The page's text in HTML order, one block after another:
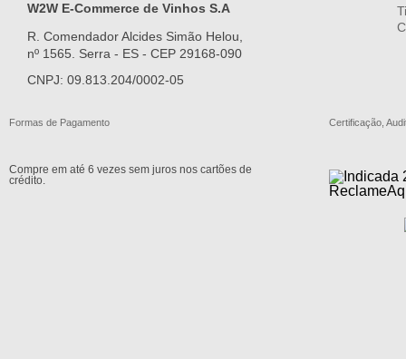
W2W E-Commerce de Vinhos S.A
R. Comendador Alcides Simão Helou,
nº 1565. Serra - ES - CEP 29168-090
CNPJ: 09.813.204/0002-05
Formas de Pagamento
Compre em até 6 vezes sem juros nos cartões de
crédito.
Certificação,